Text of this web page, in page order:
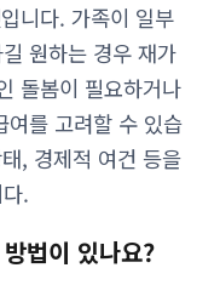
니다. 가족이 일부
원하는 경우 재가
돌봄이 필요하거나
여를 고려할 수 있습
, 경제적 여건 등을
.
법이 있나요?